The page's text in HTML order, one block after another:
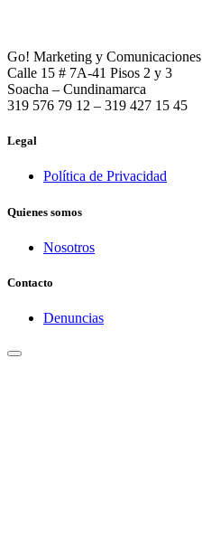
Go! Marketing y Comunicaciones
Calle 15 # 7A-41 Pisos 2 y 3
Soacha – Cundinamarca
319 576 79 12 – 319 427 15 45
Legal
Política de Privacidad
Quienes somos
Nosotros
Contacto
Denuncias